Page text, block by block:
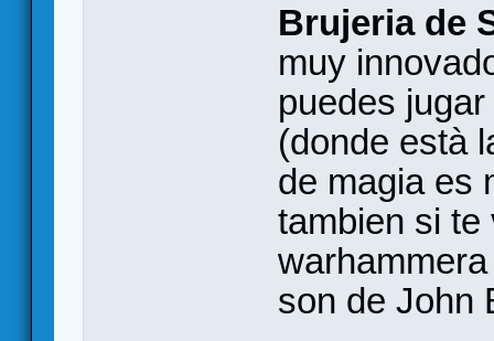
Brujeria de
muy
puedes
(donde està
de magia es
tambien si te
son de John